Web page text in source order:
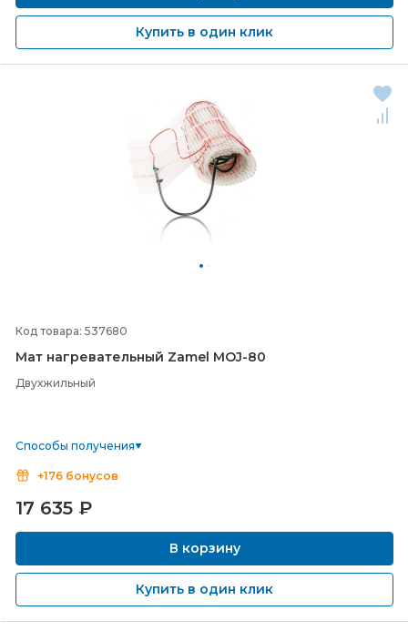
Купить в один клик
Код товара: 537680
Мат нагревательный Zamel MOJ-80
Двухжильный
Способы получения
+176 бонусов
17 635 ₽
В корзину
Купить в один клик